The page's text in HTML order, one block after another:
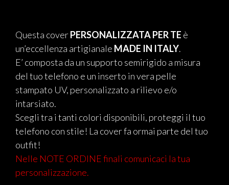
Questa coverPERSONALIZZATA PER TE è
un’eccellenza artigianale MADE IN ITALY.
E’ composta da un supporto semirigido a misura
del tuo telefono e un inserto in vera pelle
stampato UV, personalizzato a rilievo e/o
intarsiato.
Scegli tra i tanti colori disponibili, proteggi il tuo
telefono con stile! La cover fa ormai parte del tuo
outfit!
Nelle NOTE ORDINE finali comunicaci la tua
personalizzazione.